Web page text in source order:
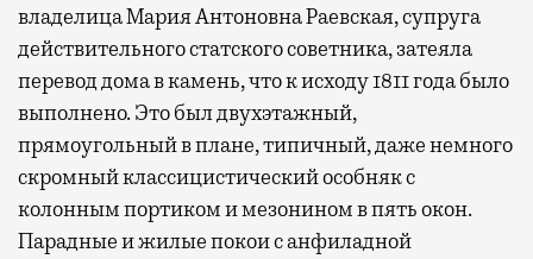
владелица Мария Антоновна Раевская, супруга
действительного статского советника, затеяла
перевод дома в камень, что к исходу 1811 года было
выполнено. Это был двухэтажный,
прямоугольный в плане, типичный, даже немного
скромный классицистический особняк с
колонным портиком и мезонином в пять окон.
Парадные и жилые покои с анфиладной